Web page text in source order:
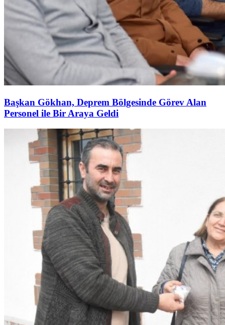
Başkan Gökhan, Deprem Bölgesinde Görev Alan
Personel ile Bir Araya Geldi